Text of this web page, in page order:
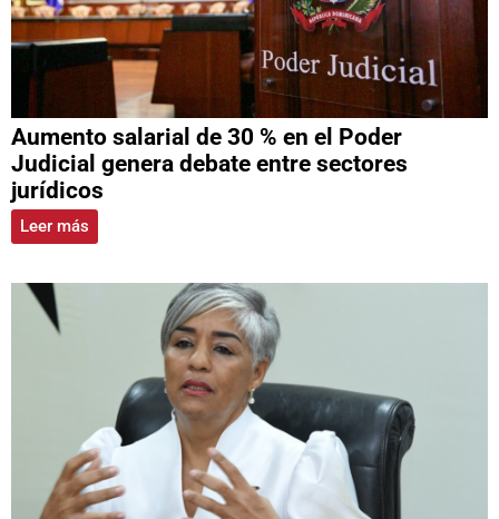
Aumento salarial de 30 % en el Poder
Judicial genera debate entre sectores
jurídicos
Leer más